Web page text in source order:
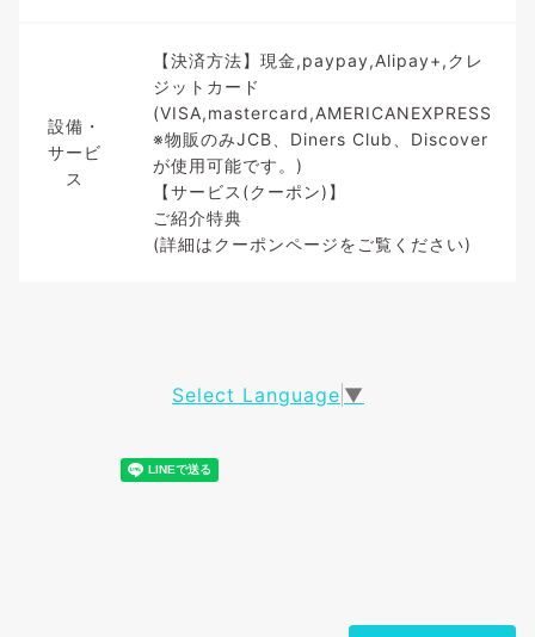
設備・
サービ
ス
【決済方法】現金,paypay,Alipay+,クレ
ジットカード
(VISA,mastercard,AMERICANEXPRESS
※物販のみJCB、Diners Club、Discover
が使用可能です。)
【サービス(クーポン)】
ご紹介特典
(詳細はクーポンページをご覧ください)
Select Language ▼